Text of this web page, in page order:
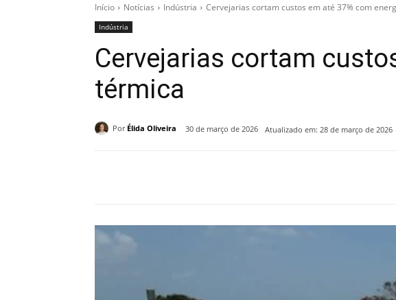
Início Notícias Indústria Cervejarias cortam custos em até 37% com
Indústria
Cervejarias cortam
térmica
Por Élida Oliveira 30 de março de 2026 Atualizado em: 28 de março de 2026